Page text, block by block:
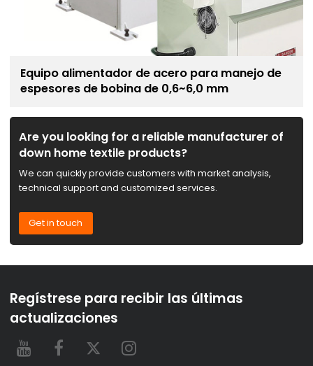
Equipo alimentador de acero para manejo de
espesores de bobina de 0,6~6,0 mm
Are you looking for a reliable manufacturer of
down home textile products?
We can quickly provide customers with market analysis,
technical support and customized services.
Get in touch
Regístrese para recibir las últimas
actualizaciones